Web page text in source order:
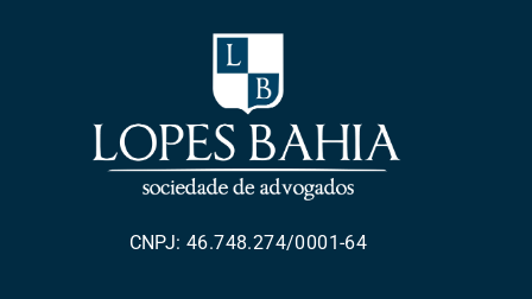
CNPJ: 46.748.274/0001-64